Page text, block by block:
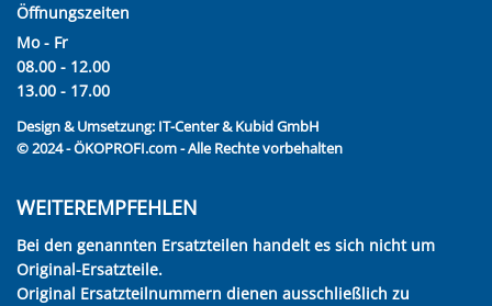
Öffnungszeiten
Mo - Fr
08.00 - 12.00
13.00 - 17.00
Design & Umsetzung: IT-Center & Kubid GmbH
© 2024 - ÖKOPROFI.com - Alle Rechte vorbehalten
WEITEREMPFEHLEN
Bei den genannten Ersatzteilen handelt es sich nicht um
Original-Ersatzteile.
Original Ersatzteilnummern dienen ausschließlich zu